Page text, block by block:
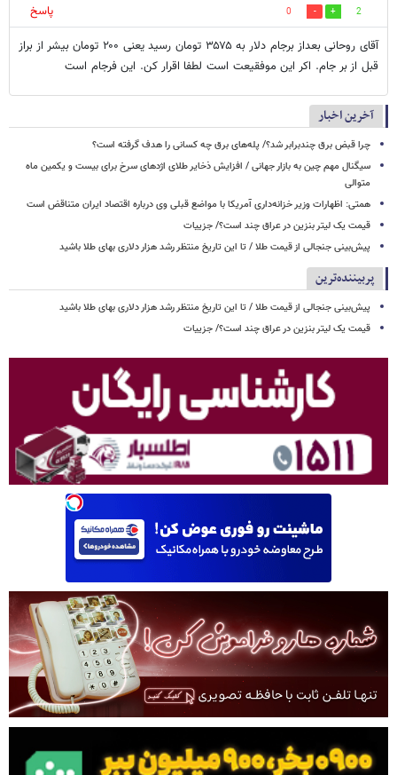
2
0
پاسخ
آقای روحانی بعداز برجام دلار به ۳۵۷۵ تومان رسید یعنی ۲۰۰ تومان بیشر از براز
قبل از بر جام. اکر این موفقیعت است لطفا اقرار کن. این فرجام است
آخرین اخبار
چرا قبض برق چندبرابر شد؟/ پله‌های برق چه کسانی را هدف گرفته است؟
سیگنال‌ مهم چین به بازار جهانی / افزایش ذخایر طلای اژدهای سرخ برای بیست و یکمین ماه
متوالی
همتی: اظهارات وزیر خزانه‌داری آمریکا با مواضع قبلی وی درباره اقتصاد ایران متناقض است
قیمت یک لیتر بنزین در عراق چند است؟/ جزییات
پیش‌بینی جنجالی از قیمت طلا / تا این تاریخ منتظر رشد هزار دلاری بهای طلا باشید
پربیننده‌ترین
پیش‌بینی جنجالی از قیمت طلا / تا این تاریخ منتظر رشد هزار دلاری بهای طلا باشید
قیمت یک لیتر بنزین در عراق چند است؟/ جزییات